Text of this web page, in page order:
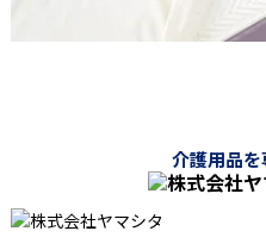
介護用品